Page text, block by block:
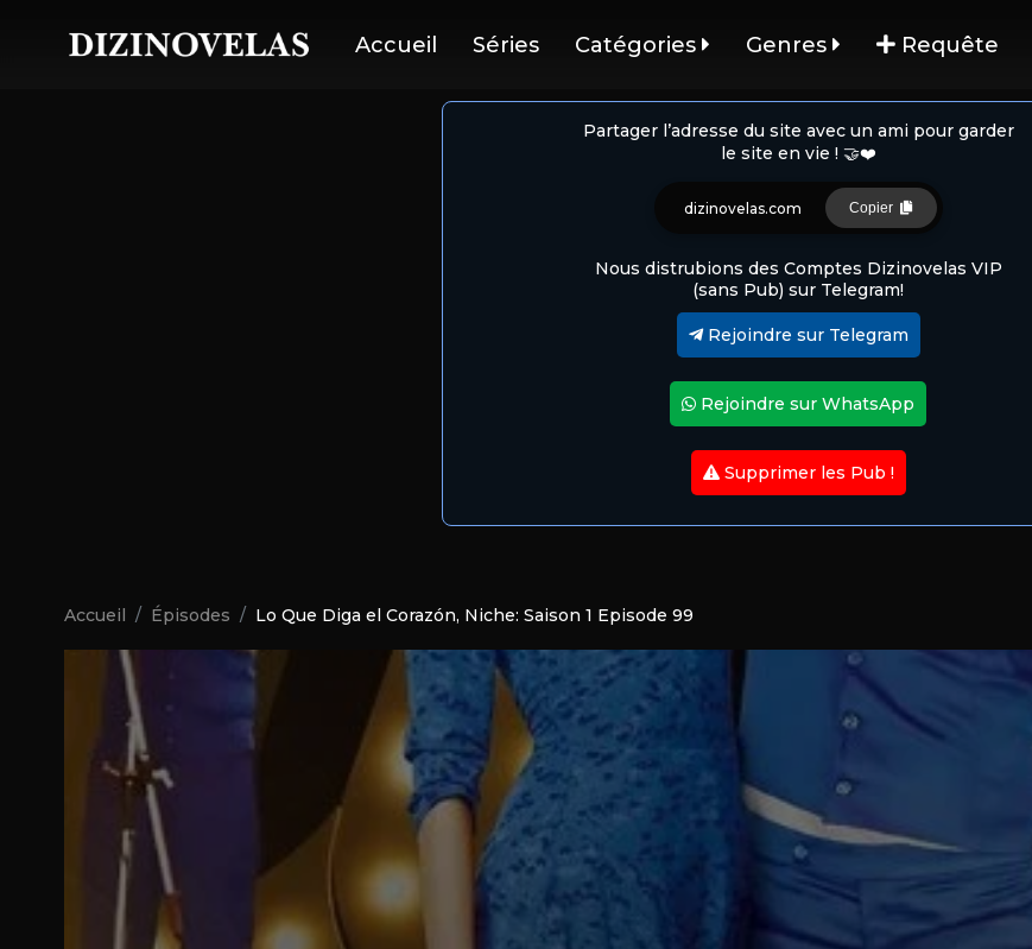
Accueil Séries Catégories Genres Requête
Partager l’adresse du site avec un ami pour garder
le site en vie ! 🤝❤️
dizinovelas.com Copier
Nous distrubions des Comptes Dizinovelas VIP
(sans Pub) sur Telegram!
Rejoindre sur Telegram
Rejoindre sur WhatsApp
Supprimer les Pub !
Accueil Épisodes Lo Que Diga el Corazón, Niche: Saison 1 Episode 99